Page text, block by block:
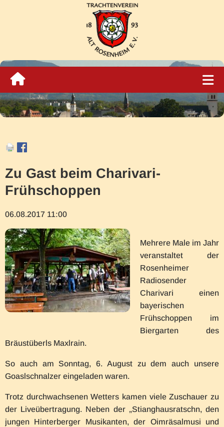
Zu Gast beim Charivari-
Frühschoppen
06.08.2017 11:00
Mehrere Male im Jahr
veranstaltet der
Rosenheimer
Radiosender
Charivari einen
bayerischen
Frühschoppen im
Biergarten des
Bräustüberls Maxlrain.
So auch am Sonntag, 6. August zu dem auch unsere
Goaslschnalzer eingeladen waren.
Trotz durchwachsenen Wetters kamen viele Zuschauer zu
der Liveübertragung. Neben der „Stianghausratschn, den
jungen Hinterberger Musikanten, der Oimräsalmusi und